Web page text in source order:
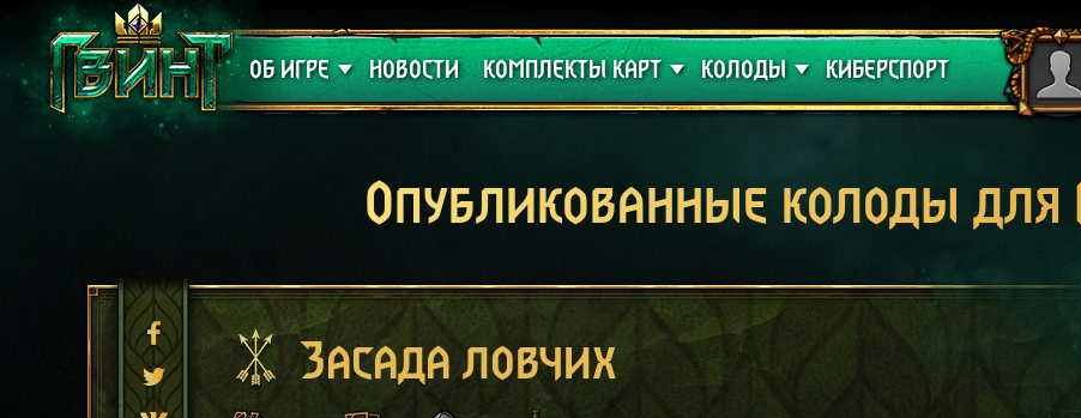
ОБ ИГРЕ
Поддержка
НОВОСТИ КОМПЛЕКТЫ КАРТ
Алое проклятие
КОЛОДЫ
Гайды
КИБЕРСПОРТ
Опубликованные колоды для
Засада ловчих